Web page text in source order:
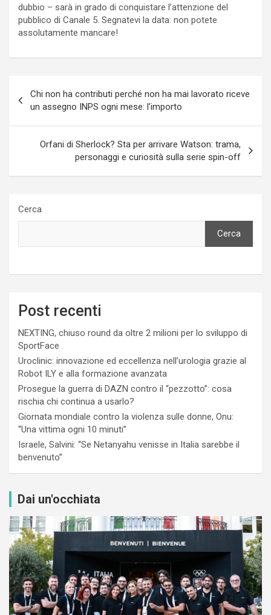
dubbio – sarà in grado di conquistare l’attenzione del
pubblico di Canale 5. Segnatevi la data: non potete
assolutamente mancare!
articoli
Chi non ha contributi perché non ha mai lavorato riceve
un assegno INPS ogni mese: l’importo
Orfani di Sherlock? Sta per arrivare Watson: trama,
personaggi e curiosità sulla serie spin-off
Cerca
Cerca
Post recenti
NEXTING, chiuso round da oltre 2 milioni per lo sviluppo di
SportFace
Uroclinic: innovazione ed eccellenza nell’urologia grazie al
Robot ILY e alla formazione avanzata
Prosegue la guerra di DAZN contro il “pezzotto”: cosa
rischia chi continua a usarlo?
Giornata mondiale contro la violenza sulle donne, Onu:
“Una vittima ogni 10 minuti”
Israele, Salvini: “Se Netanyahu venisse in Italia sarebbe il
benvenuto”
Dai un'occhiata